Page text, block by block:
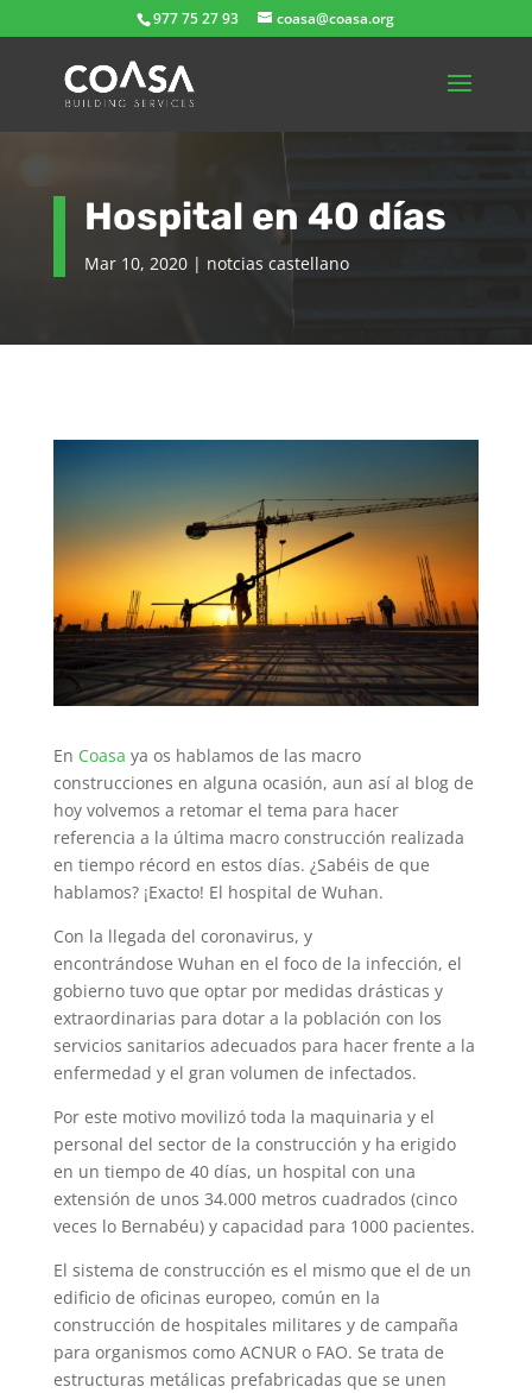
977 75 27 93 coasa@coasa.org
Hospital en 40 días
Mar 10, 2020| notcias castellano
En Coasa ya os hablamos de las macro
construcciones en alguna ocasión, aun así al blog de
hoy volvemos a retomar el tema para hacer
referencia a la última macro construcción realizada
en tiempo récord en estos días. ¿Sabéis de que
hablamos? ¡Exacto! El hospital de Wuhan.
Con la llegada del coronavirus, y
encontrándose Wuhan en el foco de la infección, el
gobierno tuvo que optar por medidas drásticas y
extraordinarias para dotar a la población con los
servicios sanitarios adecuados para hacer frente a la
enfermedad y el gran volumen de infectados.
Por este motivo movilizó toda la maquinaria y el
personal del sector de la construcción y ha erigido
en un tiempo de 40 días, un hospital con una
extensión de unos 34.000 metros cuadrados (cinco
veces lo Bernabéu) y capacidad para 1000 pacientes.
El sistema de construcción es el mismo que el de un
edificio de oficinas europeo, común en la
construcción de hospitales militares y de campaña
para organismos como ACNUR o FAO. Se trata de
estructuras metálicas prefabricadas que se unen